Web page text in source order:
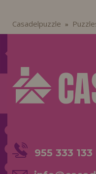
Casadelpuzzle »
955 333 133